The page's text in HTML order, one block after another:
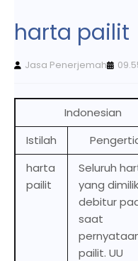
harta pailit
Jasa Penerjemah
Indonesian
Istilah
harta
pailit
Seluruh
yang
debitur
saat
pailit. UU